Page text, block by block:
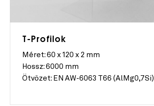
T-Profilok
Méret: 60 x 120 x 2 mm
Hossz: 6000 mm
Ötvözet: EN AW-6063 T66 (AlMg0,7Si)